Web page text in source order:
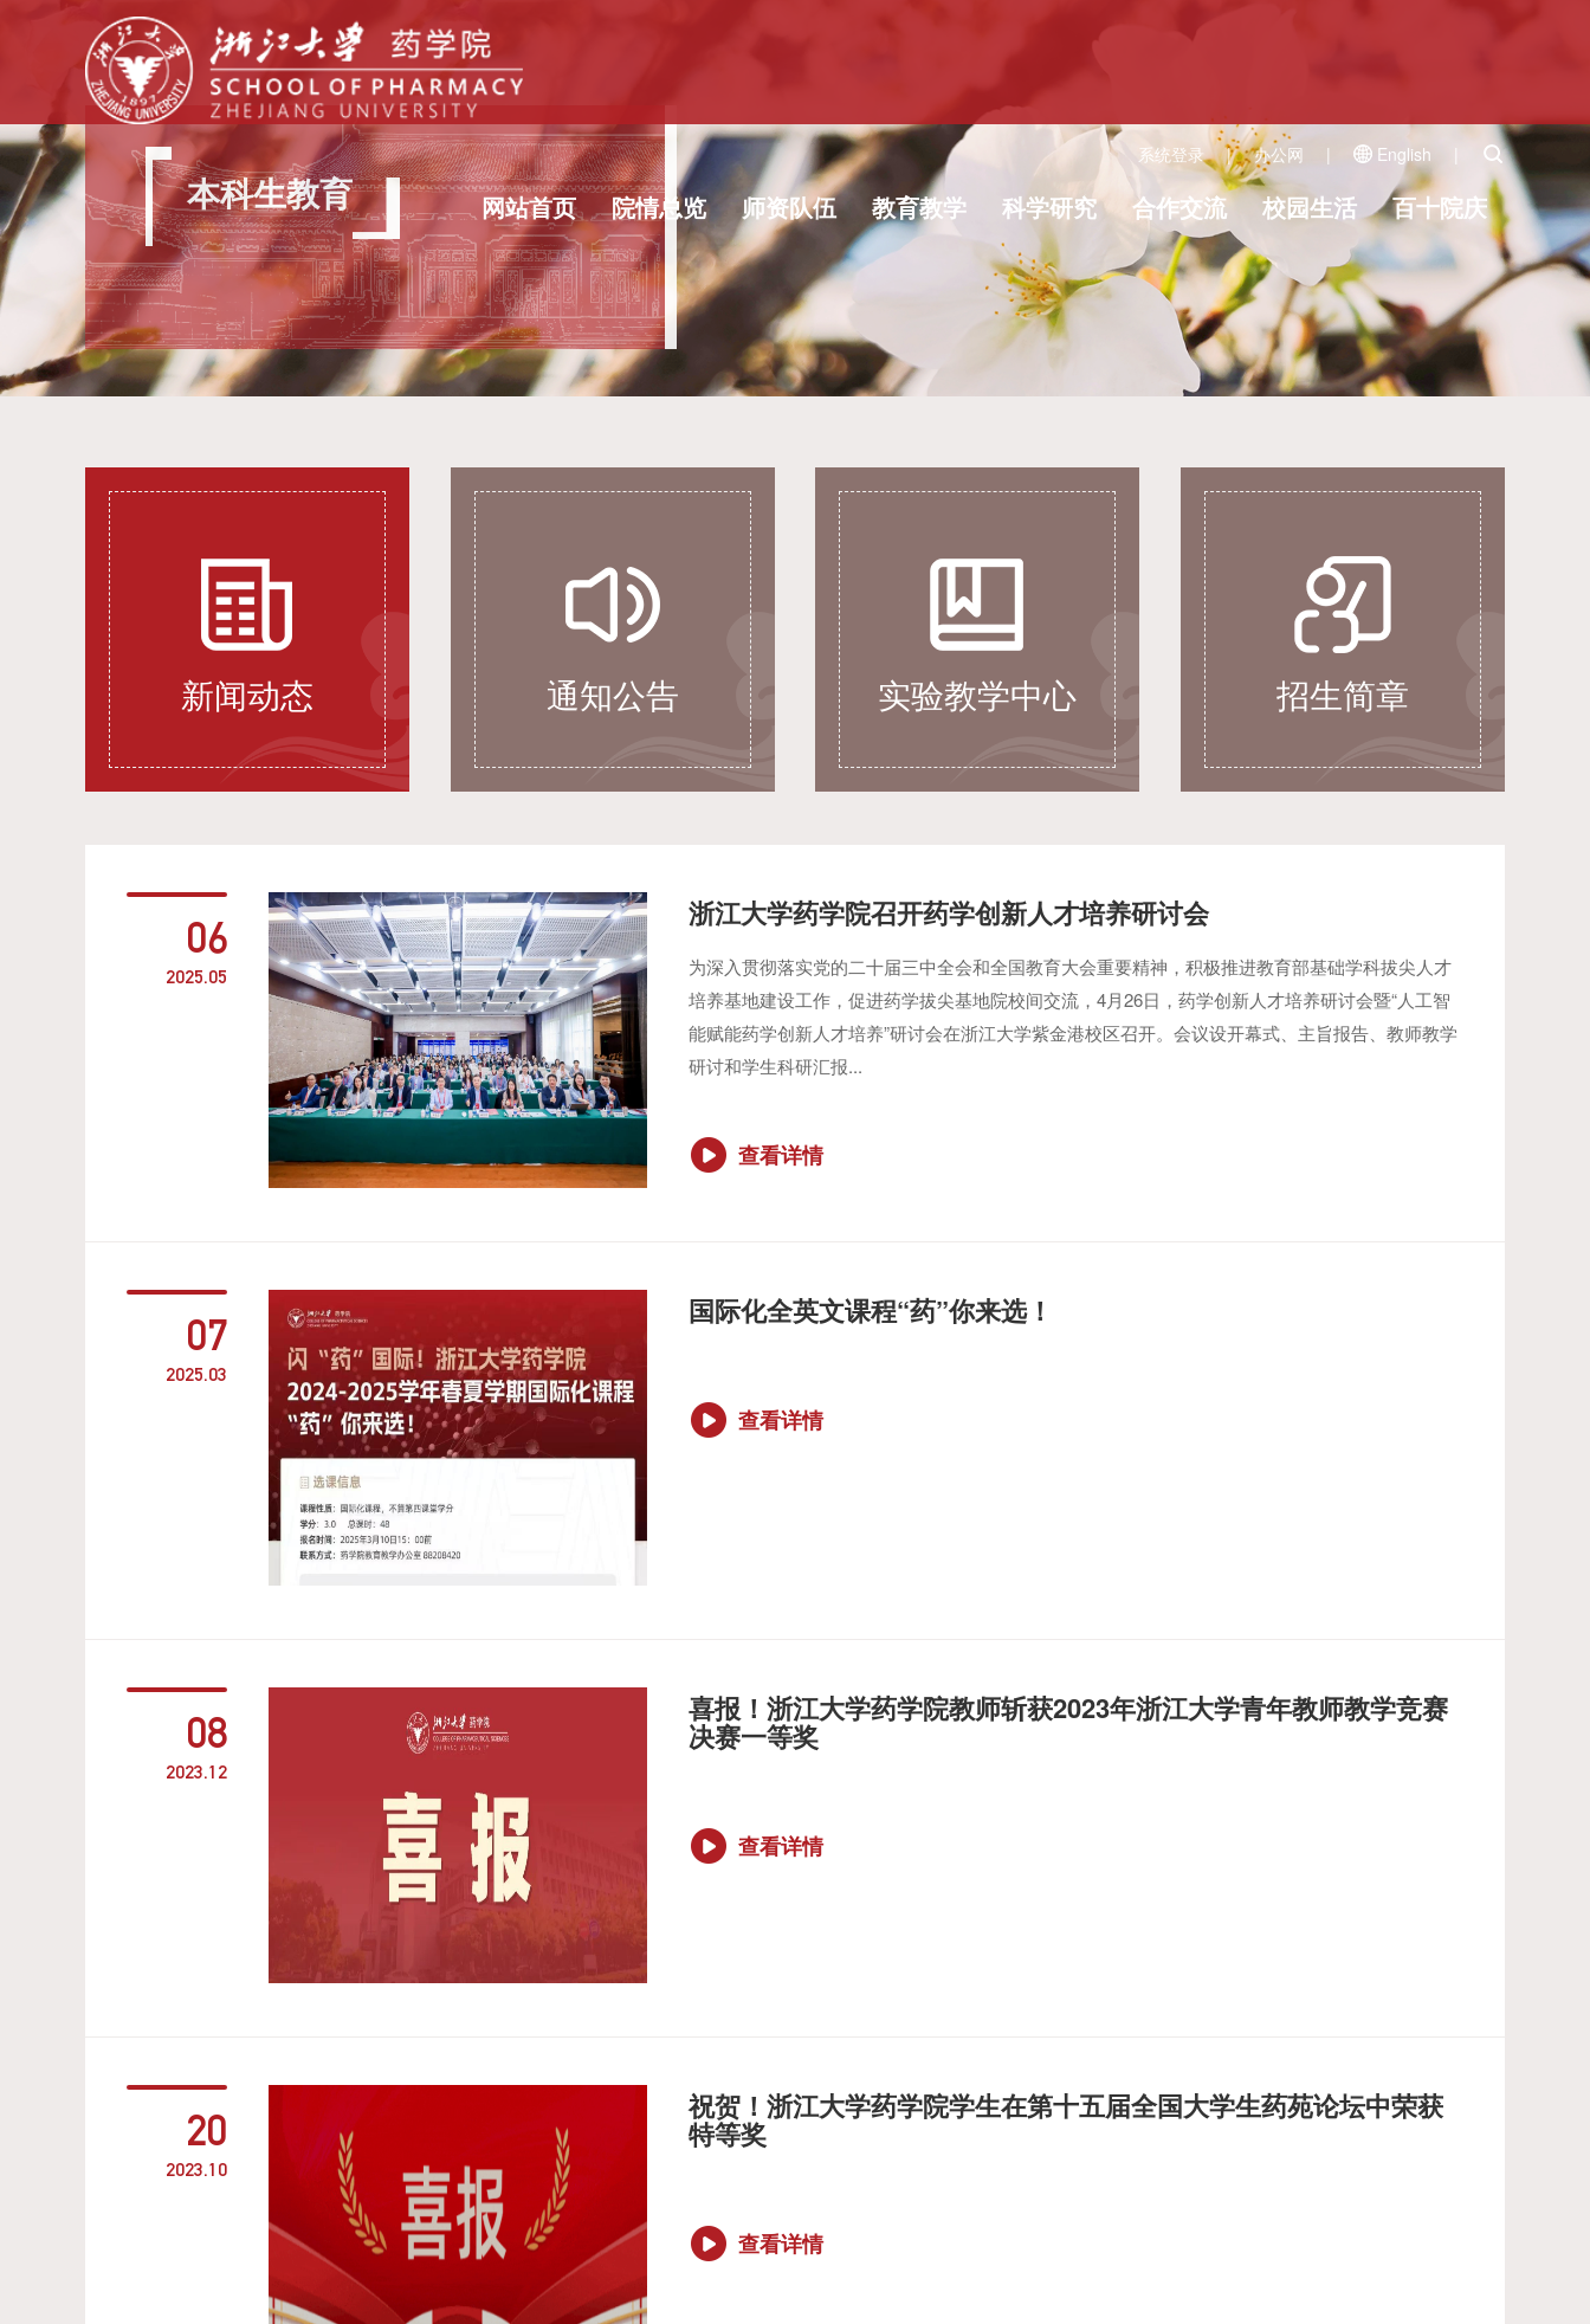
系统登录 | 办公网 | English |
网站首页 院情总览 师资队伍 教育教学 科学研究 合作交流 校园生活 百十院庆
本科生教育
新闻动态 通知公告 实验教学中心 招生简章
06
2025.05
浙江大学药学院召开药学创新人才培养研讨会
为深入贯彻落实党的二十届三中全会和全国教育大会重要精神，积极推进教育部基础学科拔尖人才
培养基地建设工作，促进药学拔尖基地院校间交流，4月26日，药学创新人才培养研讨会暨“人工智
能赋能药学创新人才培养”研讨会在浙江大学紫金港校区召开。会议设开幕式、主旨报告、教师教学
研讨和学生科研汇报...
查看详情
07
2025.03
国际化全英文课程“药”你来选！
查看详情
08
2023.12
喜报！浙江大学药学院教师斩获2023年浙江大学青年教师教学竞赛
决赛一等奖
查看详情
20
2023.10
祝贺！浙江大学药学院学生在第十五届全国大学生药苑论坛中荣获
特等奖
查看详情